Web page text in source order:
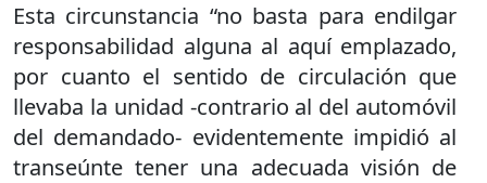
Esta circunstancia “no basta para endilgar
responsabilidad alguna al aquí emplazado,
por cuanto el sentido de circulación que
llevaba la unidad -contrario al del automóvil
del demandado- evidentemente impidió al
transeúnte tener una adecuada visión de